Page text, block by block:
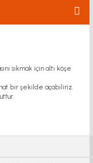
sıkmak için altı köşe
bir şekilde açabiliriz.